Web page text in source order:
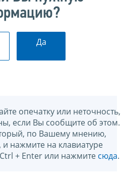
Да
опечатку или неточность,
если Вы сообщите об этом.
по Вашему мнению,
нажмите на клавиатуре
+ Enter или нажмите сюда.